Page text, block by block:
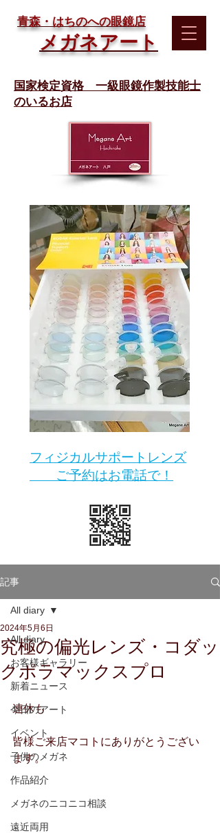
​青森・はちのへの眼鏡店
メガネアート
国家検定資格 一級眼鏡作製技能士
のいるお店
​フィジカルサポートレンズ
ご予約はお電話で！
記事
All diary
お客様ギャラリー
新着ニュース
今日のアート
イベント
子供のメガネ
作品紹介
メガネのニコニコ相談
遠近両用
All diary
究極の偏光レンズ・コダッ
クポラマックスプロ
2024年5月6日
連休も
皆様ご来店マコトにありがとうござい
ます。